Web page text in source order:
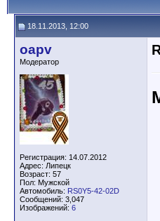
18.11.2013, 12:00
oapv
Модератор
Регистрация: 14.07.2012
Адрес: Липецк
Возраст: 57
Пол: Мужской
Автомобиль: RS0Y5-42-02D
Сообщений: 3,047
Изображений: 6